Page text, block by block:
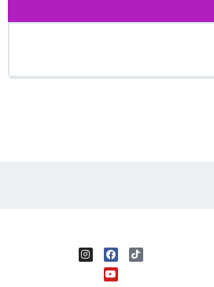
T
i
F
a
c
e
I
n
Y
o
u
t